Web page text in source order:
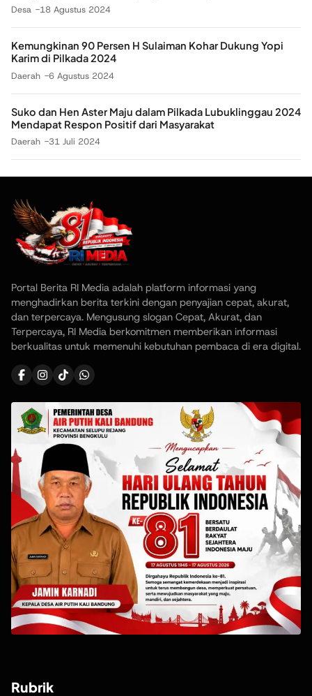
Desa 18 Agustus 2024
Kemungkinan 90 Persen H Sulaiman Kohar Dukung Yopi
Karim di Pilkada 2024
Daerah 6 Agustus 2024
Suko dan Hen Aster Maju dalam Pilkada Lubuklinggau 2024
Mendapat Respon Positif dari Masyarakat
Daerah 31 Juli 2024
Portal Berita RI Media adalah platform informasi yang
menghadirkan berita terkini dengan penyajian cepat, akurat,
dan terpercaya. Mengusung slogan Cepat, Akurat, dan
Terpercaya, RI Media berkomitmen memberikan informasi
berkualitas untuk memenuhi kebutuhan pembaca di era digital.
Rubrik